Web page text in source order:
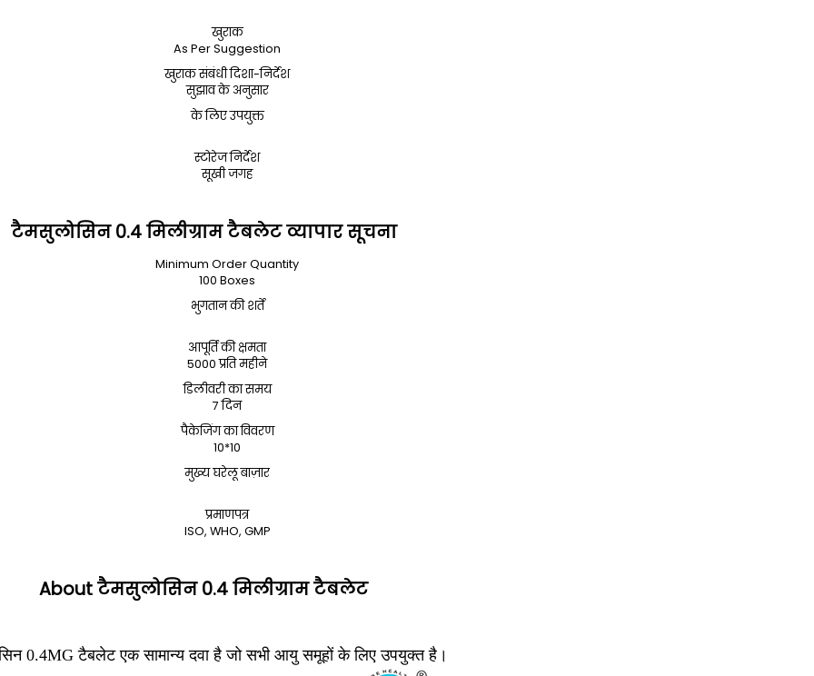
खुराक
As Per Suggestion
खुराक संबंधी दिशा-निर्देश
सुझाव के अनुसार
के लिए उपयुक्त
स्टोरेज निर्देश
सूखी जगह
टैमसुलोसिन 0.4 मिलीग्राम टैबलेट व्यापार सूचना
Minimum Order Quantity
100 Boxes
भुगतान की शर्तें
आपूर्ति की क्षमता
5000 प्रति महीने
डिलीवरी का समय
7 दिन
पैकेजिंग का विवरण
10*10
मुख्य घरेलू बाज़ार
प्रमाणपत्र
ISO, WHO, GMP
About टैमसुलोसिन 0.4 मिलीग्राम टैबलेट
0.4MG टैबलेट एक सामान्य दवा है जो सभी आयु समूहों के लिए उपयुक्त है।